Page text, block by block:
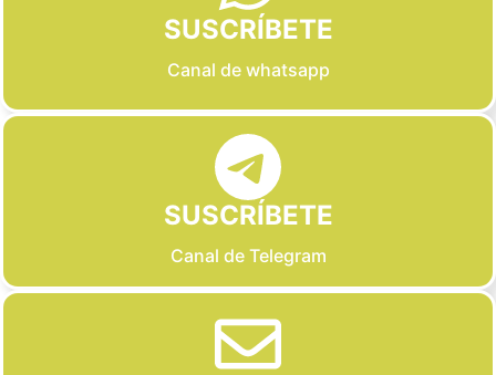
SUSCRÍBETE
Canal de whatsapp
SUSCRÍBETE
Canal de Telegram